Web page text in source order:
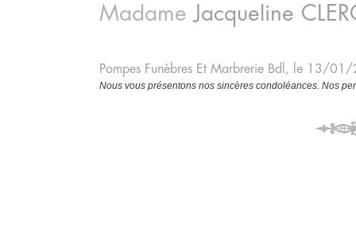
Madame Jacqueline
Pompes Funèbres Et Marbrerie Bdl, le 13/
Nous vous présentons nos sincères condoléances. Nos